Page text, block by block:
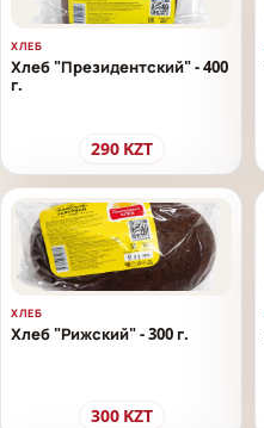
ХЛЕБ
Хлеб "Президентский" - 400
г.
290 KZT
ХЛЕБ
Хлеб "Рижский" - 300 г.
300 KZT